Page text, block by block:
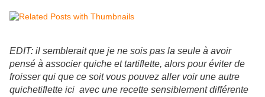
EDIT: il semblerait que je ne sois pas la seule à avoir
pensé à associer quiche et tartiflette, alors pour éviter de
froisser qui que ce soit vous pouvez aller voir une autre
quichetiflette ici avec une recette sensiblement différente